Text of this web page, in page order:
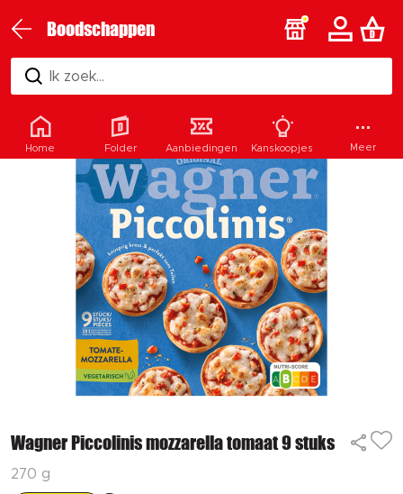
Boodschappen
Ik zoek...
Wagner Piccolinis mozzarella tomaat 9 stuks
270 g
Home Folder Aanbiedingen Kanskoopjes Meer